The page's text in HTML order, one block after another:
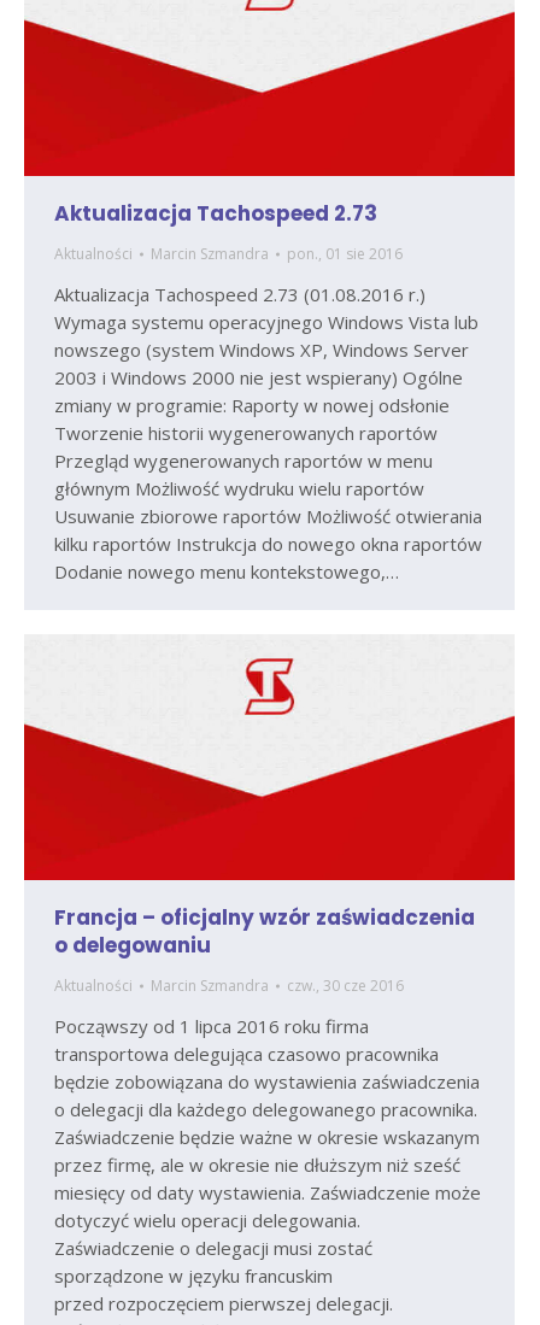
Aktualizacja Tachospeed 2.73
Aktualności Marcin Szmandra pon., 01 sie 2016
Aktualizacja Tachospeed 2.73 (01.08.2016 r.)
Wymaga systemu operacyjnego Windows Vista lub
nowszego (system Windows XP, Windows Server
2003 i Windows 2000 nie jest wspierany) Ogólne
zmiany w programie: Raporty w nowej odsłonie
Tworzenie historii wygenerowanych raportów
Przegląd wygenerowanych raportów w menu
głównym Możliwość wydruku wielu raportów
Usuwanie zbiorowe raportów Możliwość otwierania
kilku raportów Instrukcja do nowego okna raportów
Dodanie nowego menu kontekstowego,…
Francja – oficjalny wzór zaświadczenia
o delegowaniu
Aktualności Marcin Szmandra czw., 30 cze 2016
Począwszy od 1 lipca 2016 roku firma
transportowa delegująca czasowo pracownika
będzie zobowiązana do wystawienia zaświadczenia
o delegacji dla każdego delegowanego pracownika.
Zaświadczenie będzie ważne w okresie wskazanym
przez firmę, ale w okresie nie dłuższym niż sześć
miesięcy od daty wystawienia. Zaświadczenie może
dotyczyć wielu operacji delegowania.
Zaświadczenie o delegacji musi zostać
sporządzone w języku francuskim
przed rozpoczęciem pierwszej delegacji.